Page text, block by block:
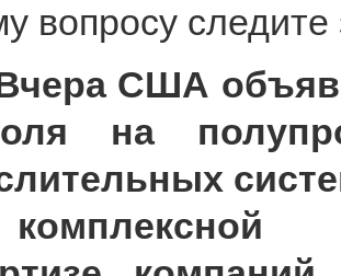
вопросу
США
на